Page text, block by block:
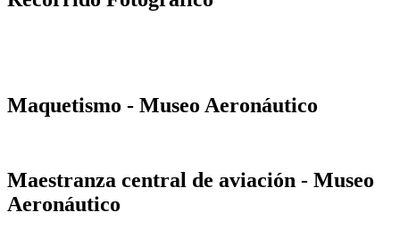
Maquetismo - Museo Aeronáutico
Maestranza central de aviación - Museo
Aeronáutico